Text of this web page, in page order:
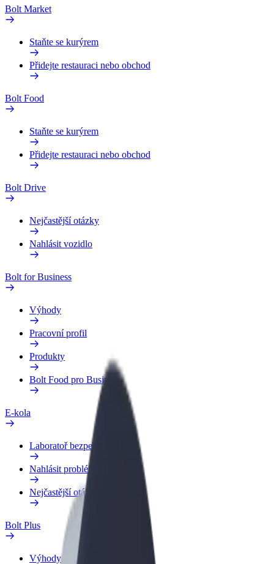
Bolt Market
Staňte se kurýrem
Přidejte restauraci nebo obchod
Bolt Food
Staňte se kurýrem
Přidejte restauraci nebo obchod
Bolt Drive
Nejčastější otázky
Nahlásit vozidlo
Bolt for Business
Výhody
Pracovní profil
Produkty
Bolt Food pro Business
E-kola
Laboratoř bezpečnosti
Nahlásit problém
Nejčastější otázky
Bolt Plus
Výhody